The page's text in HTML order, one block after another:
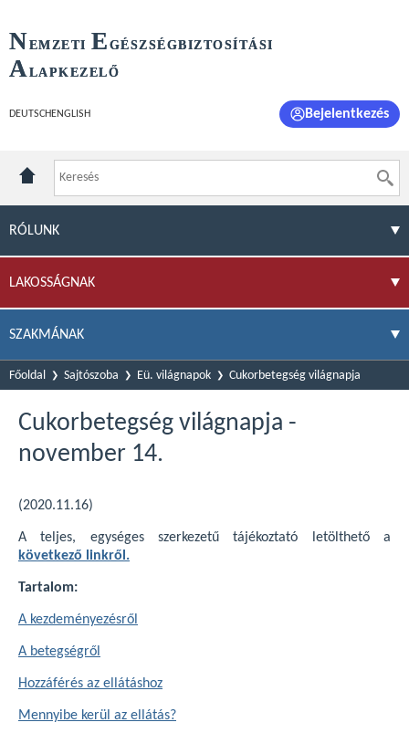
NEMZETI E GÉSZSÉGBIZTOSÍTÁSI
ALAPKEZELŐ
DEUTSCH ENGLISH Bejelentkezés
RÓLUNK
LAKOSSÁGNAK
SZAKMÁNAK
Főoldal Sajtószoba Eü. világnapok Cukorbetegség világnapja
Cukorbetegség világnapja -
november 14.
(2020.11.16)
A teljes, egységes szerkezetű tájékoztató letölthető a
következő linkről.
Tartalom:
A kezdeményezésről
A betegségről
Hozzáférés az ellátáshoz
Mennyibe kerül az ellátás?